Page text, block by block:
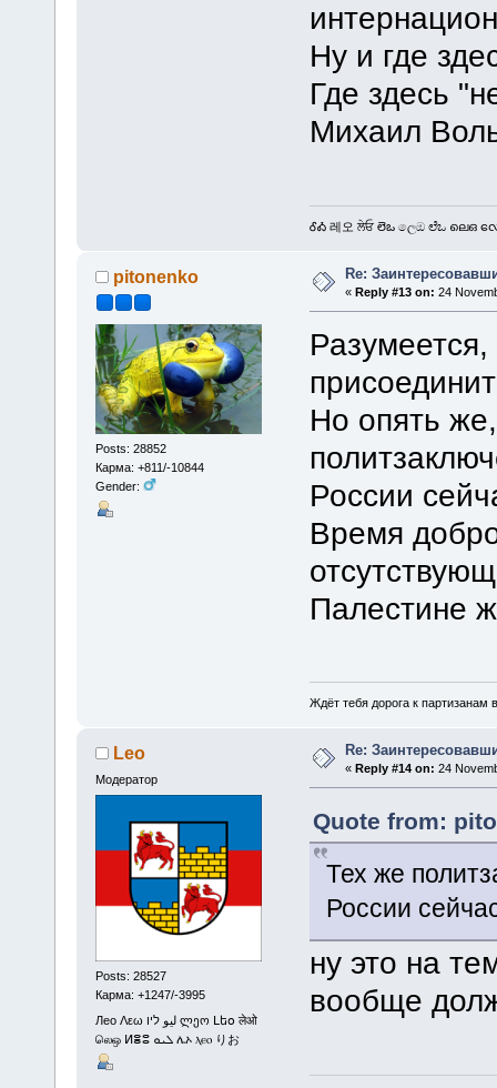
Ну и где
Где здесь
Михаил
ᎴᎣ 레오 ਲੇਓ లెఒ ලෙඔ ಲೆಒ ലെഒ လ
pitonenko
Posts: 28852
Карма: +811/-10844
Gender:
Re:
«Reply #13 on: 24
Разумеется,
Но опять
России
Время
Палестине
Ждёт тебя дорога к партизанам
Leo
Модератор
Posts: 28527
Карма: +1247/-3995
Лео Λεω ليو ליו ლეო Լեօ लेओ
லெஒ ⵍⴻⵓ ܠܝܘ ሌኦ ⲗⲉⲟ りお
Re:
« Reply #14 on: 24
Quote from:
Тех же
России
ну это на
вообще